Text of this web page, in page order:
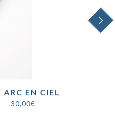
EN CIEL
– 30,00€Plage
NEXT